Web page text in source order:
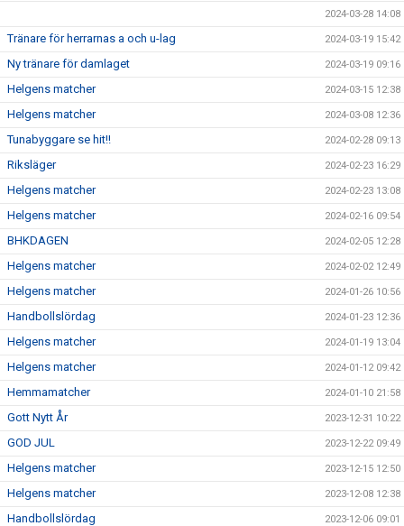
2024-03-28 14:08
Tränare för herrarnas a och u-lag 2024-03-19 15:42
Ny tränare för damlaget 2024-03-19 09:16
Helgens matcher 2024-03-15 12:38
Helgens matcher 2024-03-08 12:36
Tunabyggare se hit!! 2024-02-28 09:13
Riksläger 2024-02-23 16:29
Helgens matcher 2024-02-23 13:08
Helgens matcher 2024-02-16 09:54
BHKDAGEN 2024-02-05 12:28
Helgens matcher 2024-02-02 12:49
Helgens matcher 2024-01-26 10:56
Handbollslördag 2024-01-23 12:36
Helgens matcher 2024-01-19 13:04
Helgens matcher 2024-01-12 09:42
Hemmamatcher 2024-01-10 21:58
Gott Nytt År 2023-12-31 10:22
GOD JUL 2023-12-22 09:49
Helgens matcher 2023-12-15 12:50
Helgens matcher 2023-12-08 12:38
Handbollslördag 2023-12-06 09:01